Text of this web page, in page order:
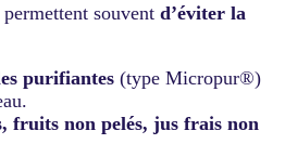
souvent d’éviter la
purifiantes (type Micropur®)
fruits non pelés, jus frais non